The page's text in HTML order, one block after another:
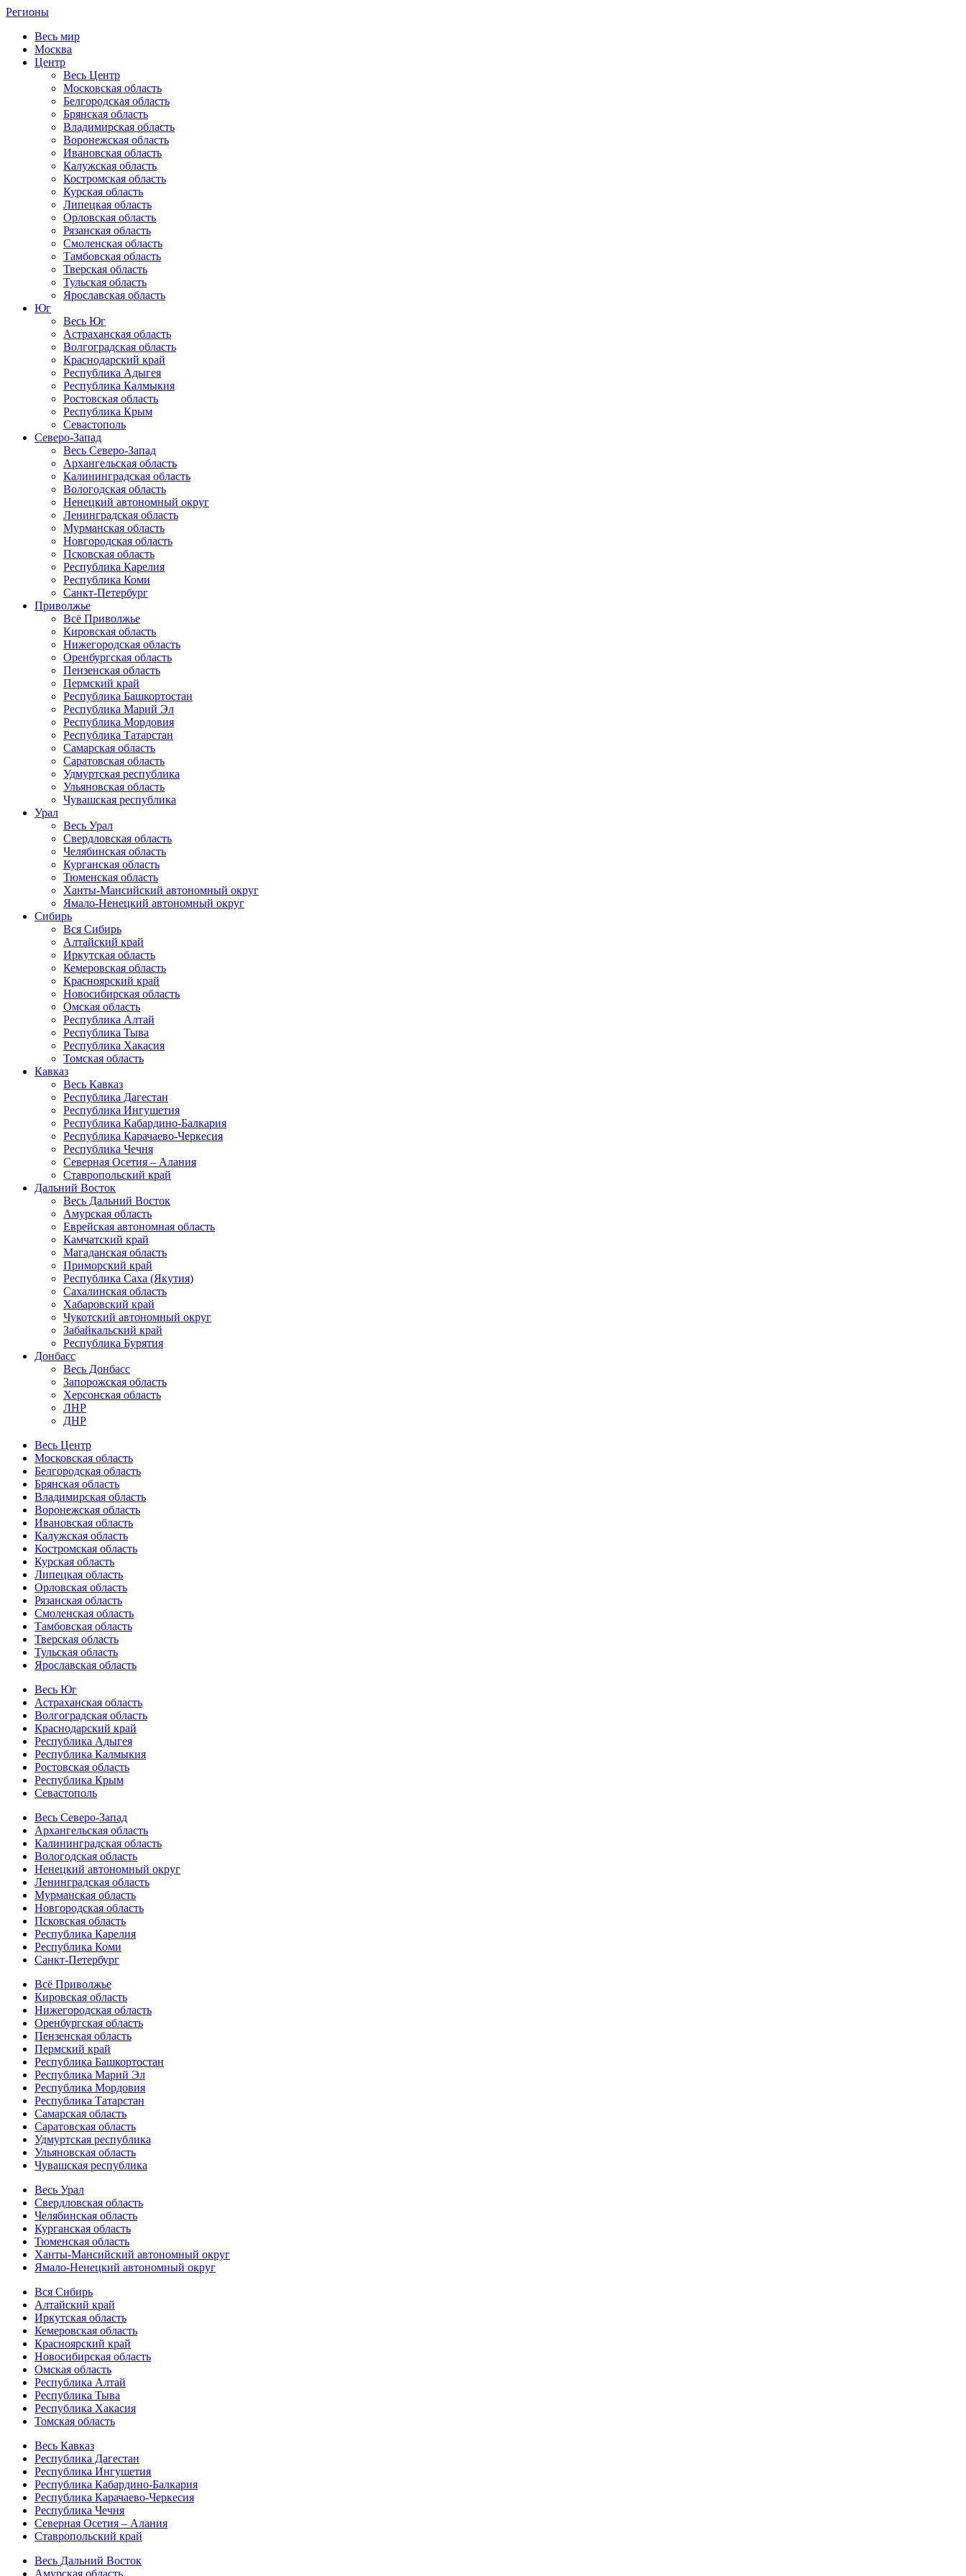
Регионы
Весь мир
Москва
Центр
Весь Центр
Московская область
Белгородская область
Брянская область
Владимирская область
Воронежская область
Ивановская область
Калужская область
Костромская область
Курская область
Липецкая область
Орловская область
Рязанская область
Смоленская область
Тамбовская область
Тверская область
Тульская область
Ярославская область
Юг
Весь Юг
Астраханская область
Волгоградская область
Краснодарский край
Республика Адыгея
Республика Калмыкия
Ростовская область
Республика Крым
Севастополь
Северо-Запад
Весь Северо-Запад
Архангельская область
Калининградская область
Вологодская область
Ненецкий автономный округ
Ленинградская область
Мурманская область
Новгородская область
Псковская область
Республика Карелия
Республика Коми
Санкт-Петербург
Приволжье
Всё Приволжье
Кировская область
Нижегородская область
Оренбургская область
Пензенская область
Пермский край
Республика Башкортостан
Республика Марий Эл
Республика Мордовия
Республика Татарстан
Самарская область
Саратовская область
Удмуртская республика
Ульяновская область
Чувашская республика
Урал
Весь Урал
Свердловская область
Челябинская область
Курганская область
Тюменская область
Ханты-Мансийский автономный округ
Ямало-Ненецкий автономный округ
Сибирь
Вся Сибирь
Алтайский край
Иркутская область
Кемеровская область
Красноярский край
Новосибирская область
Омская область
Республика Алтай
Республика Тыва
Республика Хакасия
Томская область
Кавказ
Весь Кавказ
Республика Дагестан
Республика Ингушетия
Республика Кабардино-Балкария
Республика Карачаево-Черкесия
Республика Чечня
Северная Осетия – Алания
Ставропольский край
Дальний Восток
Весь Дальний Восток
Амурская область
Еврейская автономная область
Камчатский край
Магаданская область
Приморский край
Республика Саха (Якутия)
Сахалинская область
Хабаровский край
Чукотский автономный округ
Забайкальский край
Республика Бурятия
Донбасс
Весь Донбасс
Запорожская область
Херсонская область
ЛНР
ДНР
Весь Центр
Московская область
Белгородская область
Брянская область
Владимирская область
Воронежская область
Ивановская область
Калужская область
Костромская область
Курская область
Липецкая область
Орловская область
Рязанская область
Смоленская область
Тамбовская область
Тверская область
Тульская область
Ярославская область
Весь Юг
Астраханская область
Волгоградская область
Краснодарский край
Республика Адыгея
Республика Калмыкия
Ростовская область
Республика Крым
Севастополь
Весь Северо-Запад
Архангельская область
Калининградская область
Вологодская область
Ненецкий автономный округ
Ленинградская область
Мурманская область
Новгородская область
Псковская область
Республика Карелия
Республика Коми
Санкт-Петербург
Всё Приволжье
Кировская область
Нижегородская область
Оренбургская область
Пензенская область
Пермский край
Республика Башкортостан
Республика Марий Эл
Республика Мордовия
Республика Татарстан
Самарская область
Саратовская область
Удмуртская республика
Ульяновская область
Чувашская республика
Весь Урал
Свердловская область
Челябинская область
Курганская область
Тюменская область
Ханты-Мансийский автономный округ
Ямало-Ненецкий автономный округ
Вся Сибирь
Алтайский край
Иркутская область
Кемеровская область
Красноярский край
Новосибирская область
Омская область
Республика Алтай
Республика Тыва
Республика Хакасия
Томская область
Весь Кавказ
Республика Дагестан
Республика Ингушетия
Республика Кабардино-Балкария
Республика Карачаево-Черкесия
Республика Чечня
Северная Осетия – Алания
Ставропольский край
Весь Дальний Восток
Амурская область